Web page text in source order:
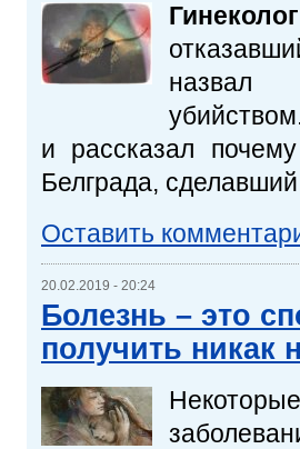
назвал
и рассказал
Белграда,
Оставить
20.02.2019 - 20:24
Болезнь – это
получить никак